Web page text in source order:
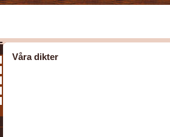
Våra dikter